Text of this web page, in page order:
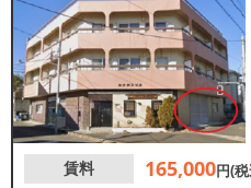
賃料 165,000円(